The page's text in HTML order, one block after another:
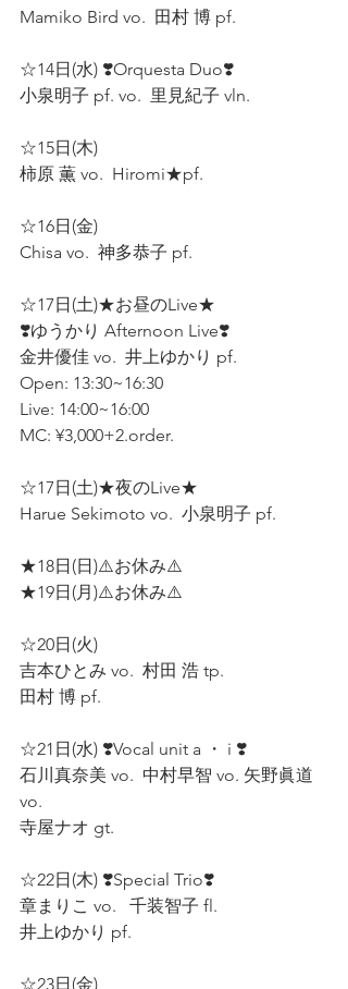
Mamiko Bird vo.  田村 博 pf.
☆14日(水) ❣️Orquesta Duo❣️
小泉明子 pf. vo.  里見紀子 vln.
☆15日(木)
柿原 薫 vo.  Hiromi★pf.
☆16日(金)
Chisa vo.  神多恭子 pf.
☆17日(土)★お昼のLive★
❣️ゆうかり Afternoon Live❣️
金井優佳 vo.  井上ゆかり pf.
Open: 13:30~16:30
Live: 14:00~16:00
MC: ¥3,000+2.order.
☆17日(土)★夜のLive★
Harue Sekimoto vo.  小泉明子 pf.
★18日(日)⚠️お休み⚠️
★19日(月)⚠️お休み⚠️
☆20日(火)
吉本ひとみ vo.  村田 浩 tp.
田村 博 pf.
☆21日(水) ❣️Vocal unit a ・ i ❣️
石川真奈美 vo.  中村早智 vo. 矢野眞道
vo.
寺屋ナオ gt.
☆22日(木) ❣️Special Trio❣️
章まりこ vo.   千装智子 fl.
井上ゆかり pf.
☆23日(金)